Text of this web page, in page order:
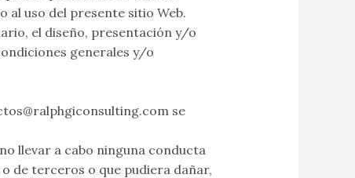
al uso del presente sitio Web.
el diseño, presentación y/o
generales y/o
se
llevar a cabo ninguna conducta
de terceros o que pudiera dañar,